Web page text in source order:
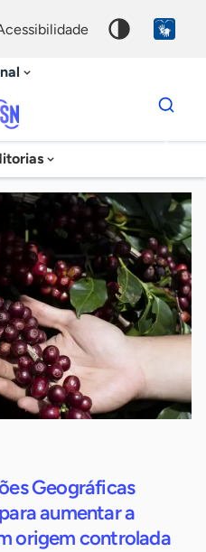
acessibilidade
Dados
para
chave
Geográficas
aumentar a
origem controlada